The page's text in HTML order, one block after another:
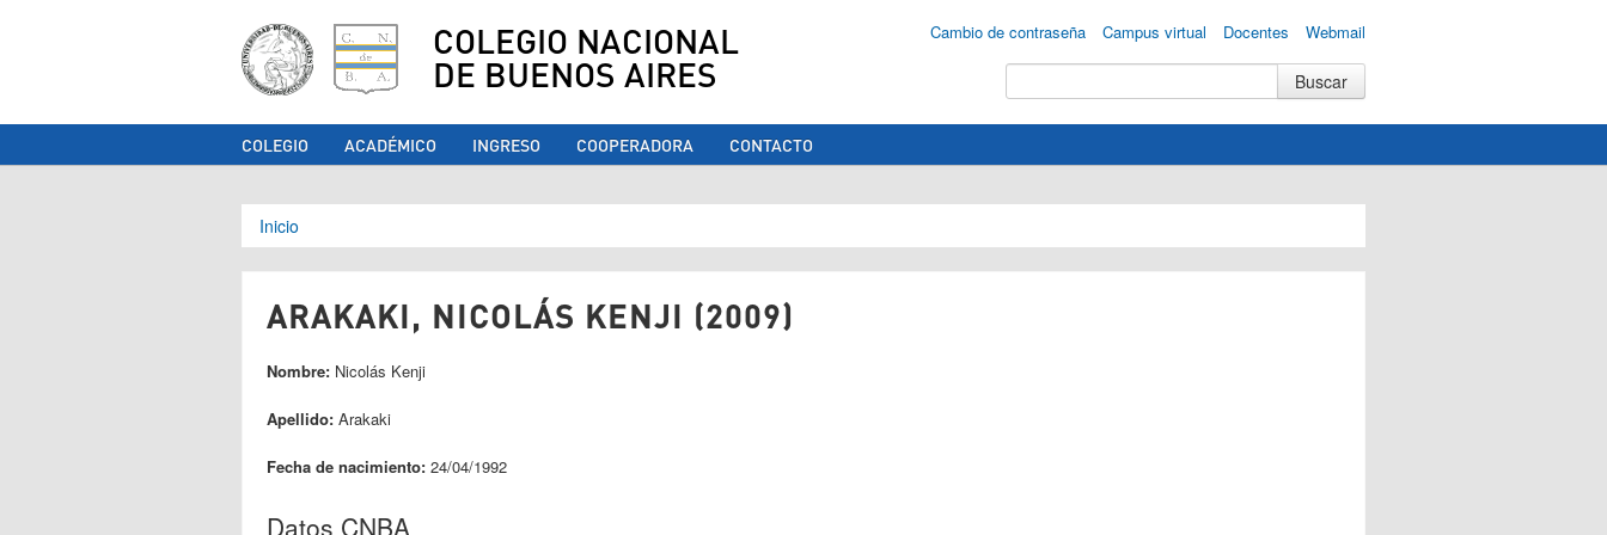
COLEGIO NACIONAL
DE BUENOS AIRES
Cambio de contraseña Campus virtual Docentes Webmail
COLEGIO ACADÉMICO INGRESO COOPERADORA CONTACTO
Se encuentra usted aquí
Inicio
ARAKAKI, NICOLÁS KENJI (2009)
Nombre: Nicolás Kenji
Apellido: Arakaki
Fecha de nacimiento: 24/04/1992
Datos CNBA